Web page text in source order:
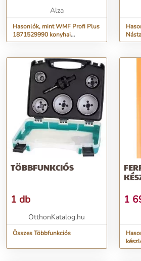
Alza
Hasonlók, mint WMF Profi Plus
1871529990 konyhai
segédeszközkészlet 6 db
TÖBBFUNKCIÓS
1 db
OtthonKatalog.hu
Összes Többfunkciós
1